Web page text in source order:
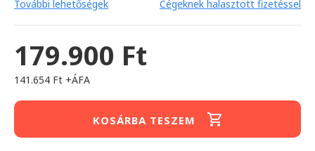
További lehetőségek Cégeknek halasztott fizetéssel
179.900 Ft
141.654 Ft +ÁFA
KOSÁRBA TESZEM